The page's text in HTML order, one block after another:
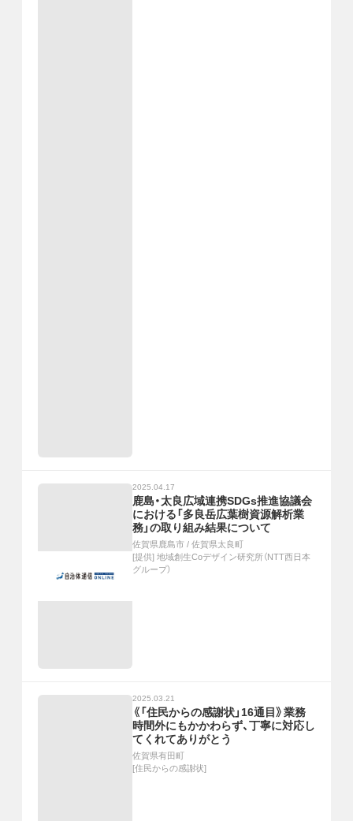
2025.04.17
鹿島・太良広域連携SDGs推進協議会
における「多良岳広葉樹資源解析業
務」の取り組み結果について
佐賀県鹿島市 / 佐賀県太良町
[提供] 地域創生Coデザイン研究所（NTT西日本
グループ）
2025.03.21
《「住民からの感謝状」16通目》業務
時間外にもかかわらず、丁寧に対応し
てくれてありがとう
佐賀県有田町
[住民からの感謝状]